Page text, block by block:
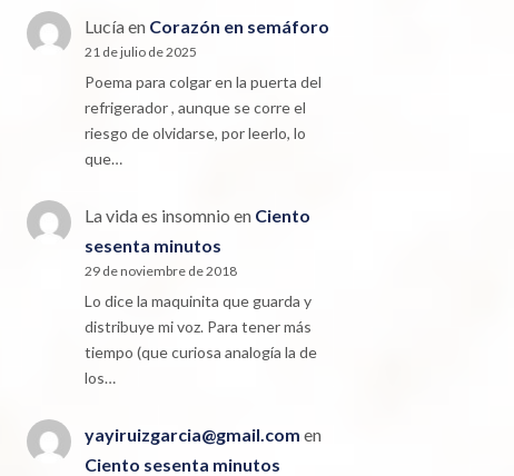
Lucíaen Corazón en semáforo
21 de julio de 2025
Poema para colgar en la puerta del
refrigerador , aunque se corre el
riesgo de olvidarse, por leerlo, lo
que…
La vida es insomnio en Ciento
sesenta minutos
29 de noviembre de 2018
Lo dice la maquinita que guarda y
distribuye mi voz. Para tener más
tiempo (que curiosa analogía la de
los…
yayiruizgarcia@gmail.com en
Ciento sesenta minutos